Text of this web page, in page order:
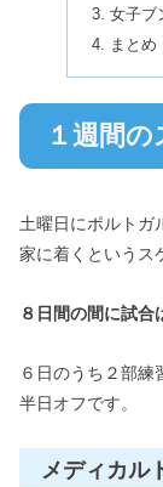
女子ブ
まとめ
１週間
土曜日にポルトガ
家に着くというス
８日間の間に試合
６日のうち２部
半日オフです。
メディカル